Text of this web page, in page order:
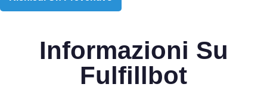
Informazioni Su
Fulfillbot